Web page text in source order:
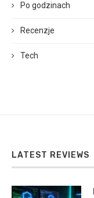
Po godzinach
Recenzje
Tech
LATEST REVIEWS